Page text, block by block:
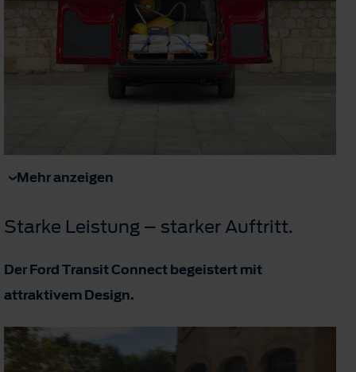
Mehr anzeigen
Starke Leistung – starker Auftritt.
Der Ford Transit Connect begeistert mit
attraktivem Design.